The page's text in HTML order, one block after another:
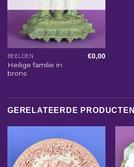
BEELDEN
Heilige familie in
brons
€0,00
GERELATEERDE PRODUCTEN